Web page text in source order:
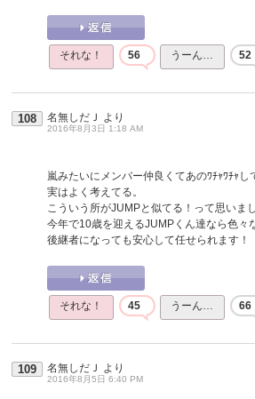
それな！ 56 うーん… 52
108 名無しだＪ より
2016年8月3日 1:18 AM
嵐みたいにメンバー仲良くてあのﾜﾁｬﾜﾁｬ
実はよく考えてる。
こういう所がJUMPと似てる！って思いまし
今年で10歳を迎えるJUMPくん達なら色々
後継者になっても安心して任せられます！
それな！ 45 うーん… 66
109 名無しだＪ より
2016年8月5日 6:40 PM